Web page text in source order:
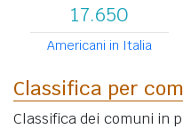
17.650
Americani in Italia
Classifica per
Classifica dei comuni in